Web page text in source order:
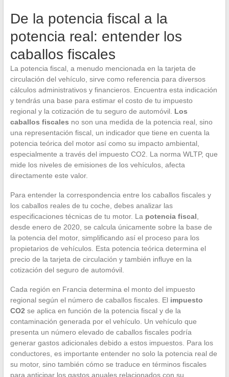
De la potencia fiscal a la
potencia real: entender los
caballos fiscales
La potencia fiscal, a menudo mencionada en la tarjeta de
circulación del vehículo, sirve como referencia para diversos
cálculos administrativos y financieros. Encuentra esta indicación
y tendrás una base para estimar el costo de tu impuesto
regional y la cotización de tu seguro de automóvil. Los
caballos fiscales no son una medida de la potencia real, sino
una representación fiscal, un indicador que tiene en cuenta la
potencia teórica del motor así como su impacto ambiental,
especialmente a través del impuesto CO2. La norma WLTP, que
mide los niveles de emisiones de los vehículos, afecta
directamente este valor.
Para entender la correspondencia entre los caballos fiscales y
los caballos reales de tu coche, debes analizar las
especificaciones técnicas de tu motor. La potencia fiscal
desde enero de 2020, se calcula únicamente sobre la base de
la potencia del motor, simplificando así el proceso para los
propietarios de vehículos. Esta potencia teórica determina el
precio de la tarjeta de circulación y también influye en la
cotización del seguro de automóvil.
Cada región en Francia determina el monto del impuesto
regional según el número de caballos fiscales. El impuesto
CO2 se aplica en función de la potencia fiscal y de la
contaminación generada por el vehículo. Un vehículo que
presenta un número elevado de caballos fiscales podría
generar gastos adicionales debido a estos impuestos. Para los
conductores, es importante entender no solo la potencia real de
su motor, sino también cómo se traduce en términos fiscales
para anticipar los gastos anuales relacionados con su